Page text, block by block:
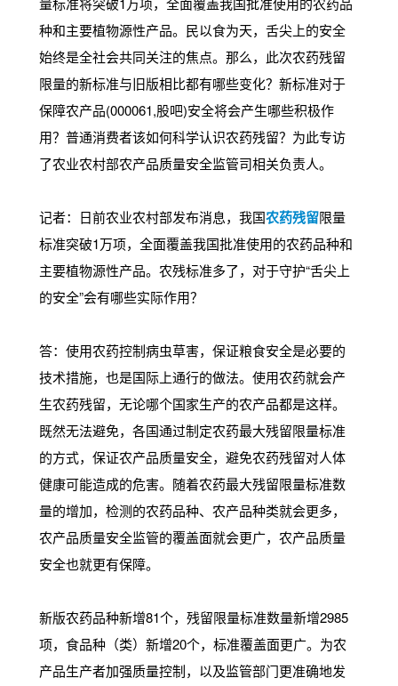
种和主要植物源性产品。民以食为天，舌尖上的安全
始终是全社会共同关注的焦点。那么，此次农药残留
限量的新标准与旧版相比都有哪些变化？新标准对于
保障农产品(000061,股吧)安全将会产生哪些积极作
用？普通消费者该如何科学认识农药残留？为此专访
了农业农村部农产品质量安全监管司相关负责人。
记者：日前农业农村部发布消息，我国农药残留限量
标准突破1万项，全面覆盖我国批准使用的农药品种和
主要植物源性产品。农残标准多了，对于守护“舌尖上
的安全”会有哪些实际作用？
答：使用农药控制病虫草害，保证粮食安全是必要的
技术措施，也是国际上通行的做法。使用农药就会产
生农药残留，无论哪个国家生产的农产品都是这样。
既然无法避免，各国通过制定农药最大残留限量标准
的方式，保证农产品质量安全，避免农药残留对人体
健康可能造成的危害。随着农药最大残留限量标准数
量的增加，检测的农药品种、农产品种类就会更多，
农产品质量安全监管的覆盖面就会更广，农产品质量
安全也就更有保障。
新版农药品种新增81个，残留限量标准数量新增2985
项，食品种（类）新增20个，标准覆盖面更广。为农
产品生产者加强质量控制，以及监管部门更准确地发